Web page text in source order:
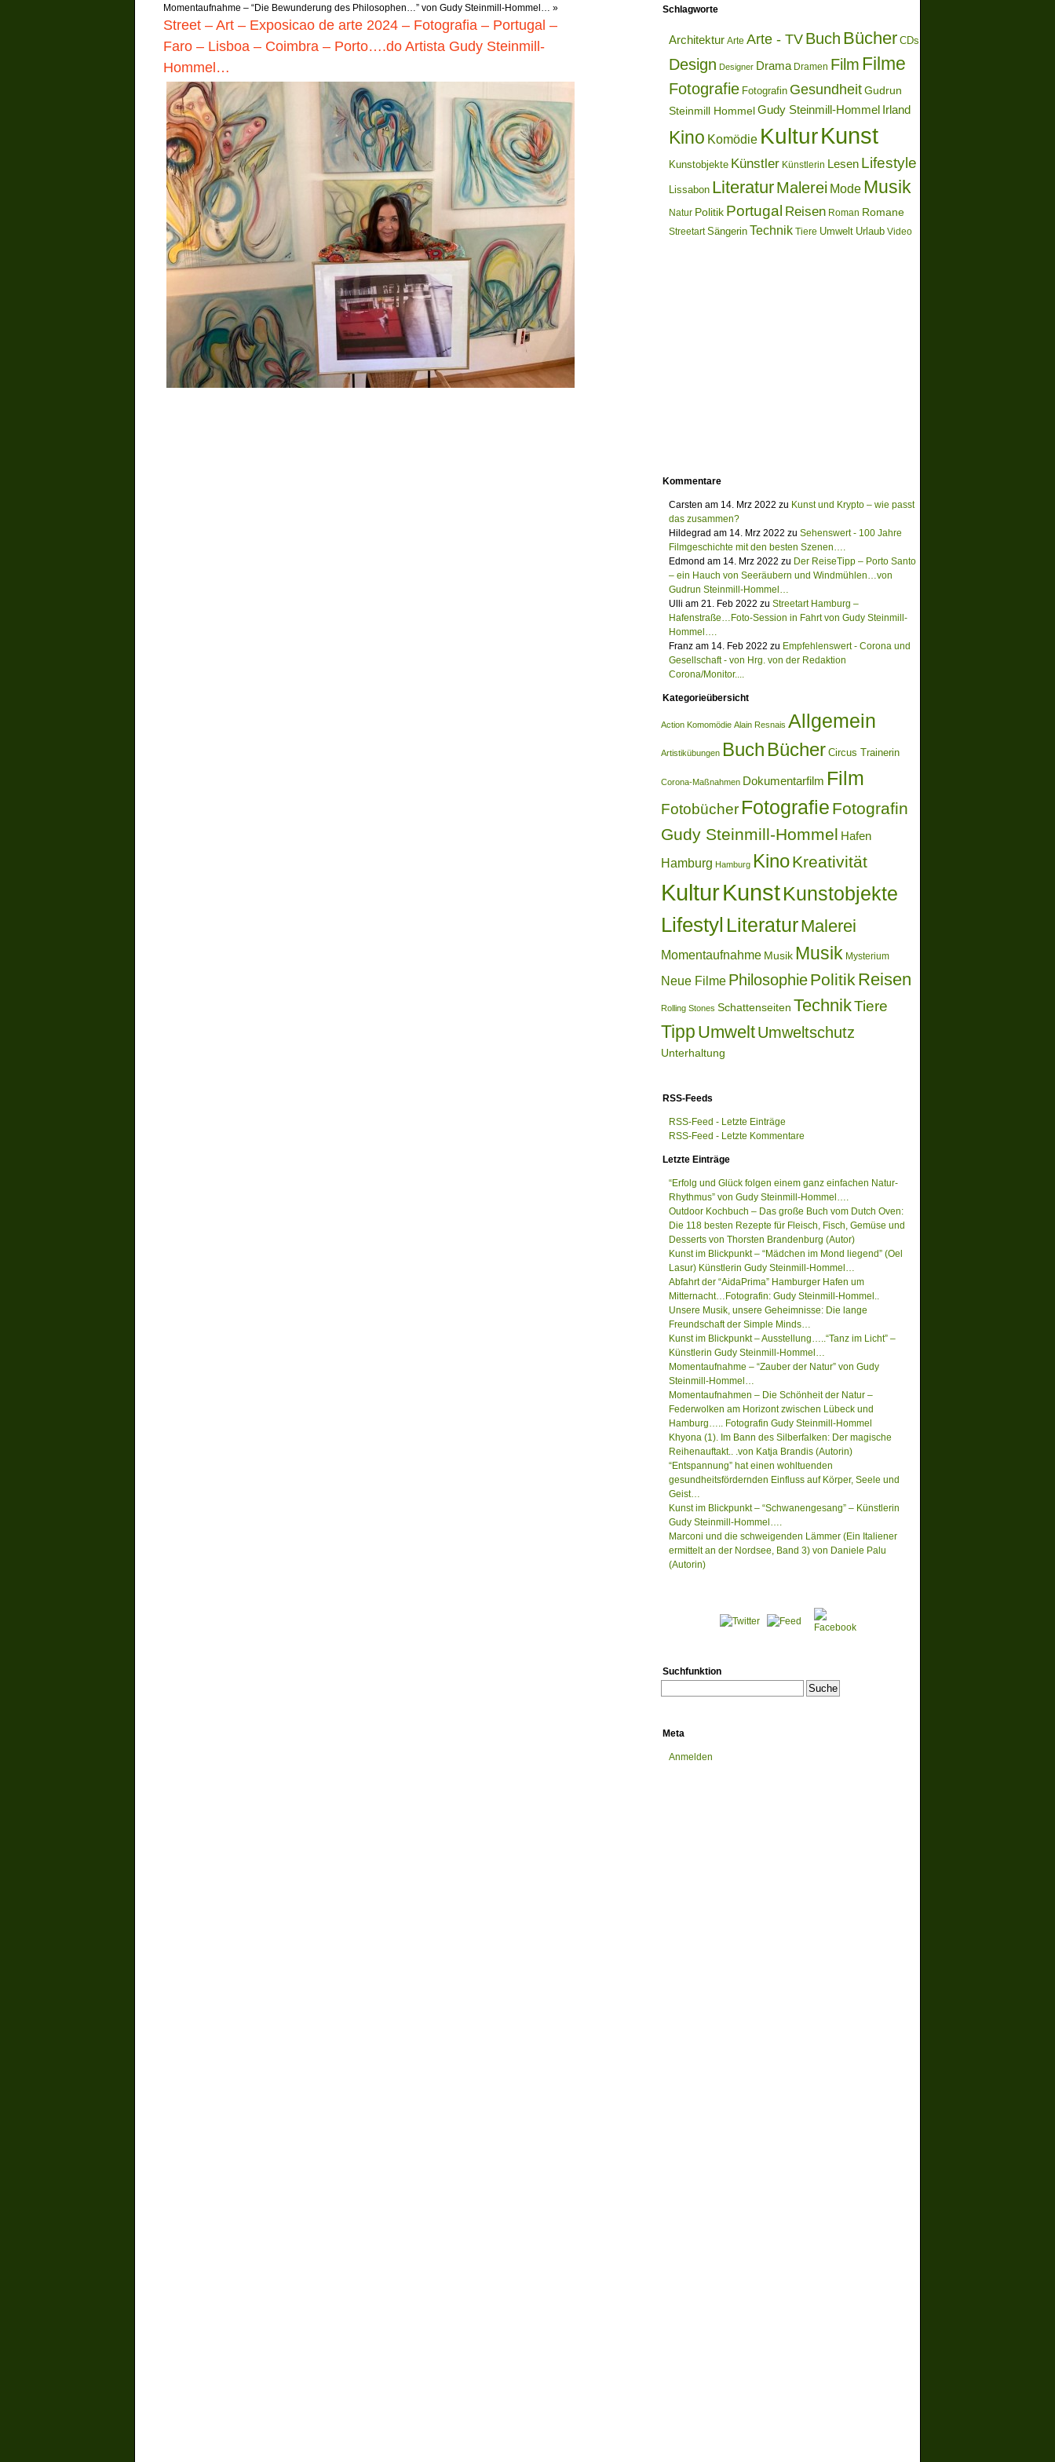
Momentaufnahme – “Die Bewunderung des Philosophen…” von Gudy Steinmill-Hommel… »
Street – Art – Exposicao de arte 2024 – Fotografia – Portugal –
Faro – Lisboa – Coimbra – Porto….do Artista Gudy Steinmill-
Hommel…
Schlagworte
Architektur Arte Arte - TVBuch Bücher CDs
Design Designer Drama Dramen Film Filme
Fotografie Fotografin Gesundheit Gudrun
Steinmill Hommel Gudy Steinmill-Hommel Irland
Kino Komödie KulturKunst
Kunstobjekte Künstler Künstlerin Lesen Lifestyle
Lissabon LiteraturMalerei Mode Musik
Natur Politik Portugal Reisen Roman Romane
Streetart Sängerin Technik Tiere Umwelt Urlaub Video
Kommentare
Carsten am 14. Mrz 2022 zu Kunst und Krypto – wie passt
das zusammen?
Hildegrad am 14. Mrz 2022 zu Sehenswert - 100 Jahre
Filmgeschichte mit den besten Szenen….
Edmond am 14. Mrz 2022 zu Der ReiseTipp – Porto Santo
– ein Hauch von Seeräubern und Windmühlen…von
Gudrun Steinmill-Hommel…
Ulli am 21. Feb 2022 zu Streetart Hamburg –
Hafenstraße…Foto-Session in Fahrt von Gudy Steinmill-
Hommel….
Franz am 14. Feb 2022 zu Empfehlenswert - Corona und
Gesellschaft - von Hrg. von der Redaktion
Corona/Monitor....
Kategorieübersicht
Action Komomödie Alain Resnais Allgemein
Artistikübungen Buch Bücher Circus Trainerin
Corona-Maßnahmen Dokumentarfilm Film
Fotobücher Fotografie Fotografin
Gudy Steinmill-Hommel Hafen
Hamburg Hamburg KinoKreativität
KulturKunstKunstobjekte
Lifestyl LiteraturMalerei
Momentaufnahme Musik Musik Mysterium
Neue Filme PhilosophiePolitik Reisen
Rolling Stones Schattenseiten TechnikTiere
Tipp UmweltUmweltschutz
Unterhaltung
RSS-Feeds
RSS-Feed - Letzte Einträge
RSS-Feed - Letzte Kommentare
Letzte Einträge
“Erfolg und Glück folgen einem ganz einfachen Natur-
Rhythmus” von Gudy Steinmill-Hommel….
Outdoor Kochbuch – Das große Buch vom Dutch Oven:
Die 118 besten Rezepte für Fleisch, Fisch, Gemüse und
Desserts von Thorsten Brandenburg (Autor)
Kunst im Blickpunkt – “Mädchen im Mond liegend” (Oel
Lasur) Künstlerin Gudy Steinmill-Hommel…
Abfahrt der “AidaPrima” Hamburger Hafen um
Mitternacht…Fotografin: Gudy Steinmill-Hommel..
Unsere Musik, unsere Geheimnisse: Die lange
Freundschaft der Simple Minds…
Kunst im Blickpunkt – Ausstellung…..“Tanz im Licht” –
Künstlerin Gudy Steinmill-Hommel…
Momentaufnahme – “Zauber der Natur” von Gudy
Steinmill-Hommel…
Momentaufnahmen – Die Schönheit der Natur –
Federwolken am Horizont zwischen Lübeck und
Hamburg….. Fotografin Gudy Steinmill-Hommel
Khyona (1). Im Bann des Silberfalken: Der magische
Reihenauftakt.. .von Katja Brandis (Autorin)
“Entspannung” hat einen wohltuenden
gesundheitsfördernden Einfluss auf Körper, Seele und
Geist…
Kunst im Blickpunkt – “Schwanengesang” – Künstlerin
Gudy Steinmill-Hommel….
Marconi und die schweigenden Lämmer (Ein Italiener
ermittelt an der Nordsee, Band 3) von Daniele Palu
(Autorin)
Suchfunktion
Meta
Anmelden